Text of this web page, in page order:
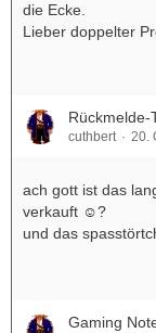
die Ecke.
Lieber doppelter
Rückmelde-
cuthbert 20.
ach gott ist das
verkauft ☺?
und das
Gaming